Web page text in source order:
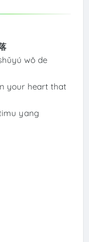
wǒ de
your heart that
yang